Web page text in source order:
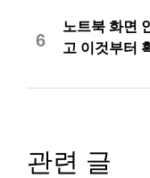
6
노트북 화면
고 이것부터
관련 글